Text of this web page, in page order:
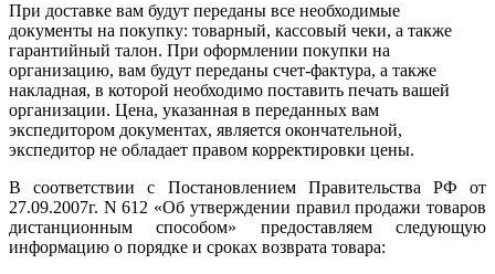
При доставке вам будут переданы все необходимые
документы на покупку: товарный, кассовый чеки, а также
гарантийный талон. При оформлении покупки на
организацию, вам будут переданы счет-фактура, а также
накладная, в которой необходимо поставить печать вашей
организации. Цена, указанная в переданных вам
экспедитором документах, является окончательной,
экспедитор не обладает правом корректировки цены.
В соответствии с Постановлением Правительства РФ от
27.09.2007г. N 612 «Об утверждении правил продажи товаров
дистанционным способом» предоставляем следующую
информацию о порядке и сроках возврата товара: